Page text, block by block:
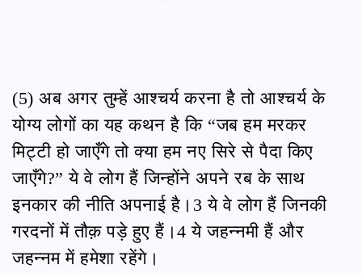
(5) अब अगर तुम्हें आश्चर्य करना है तो आश्चर्य के
योग्य लोगों का यह कथन है कि “जब हम मरकर
मिट्टी हो जाएँगे तो क्या हम नए सिरे से पैदा किए
जाएँगे?” ये वे लोग हैं जिन्होंने अपने रब के साथ
इनकार की नीति अपनाई है।3 ये वे लोग हैं जिनकी
गरदनों में तौक़ पड़े हुए हैं।4 ये जहन्नमी हैं और
जहन्नम में हमेशा रहेंगे।